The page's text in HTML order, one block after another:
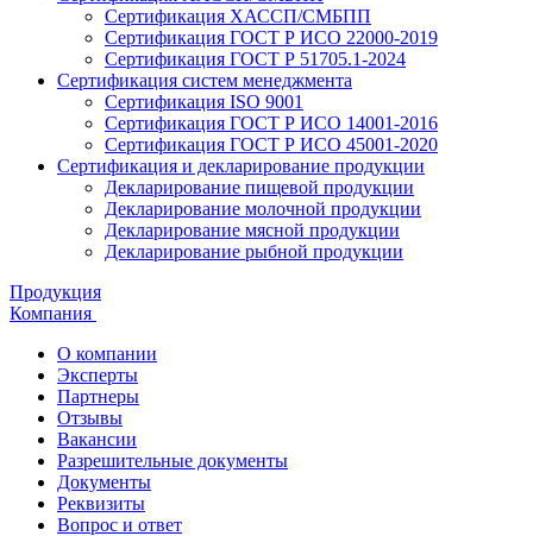
Сертификация ХАССП/СМБПП
Сертификация ГОСТ Р ИСО 22000-2019
Сертификация ГОСТ Р 51705.1-2024
Сертификация систем менеджмента
Сертификация ISO 9001
Сертификация ГОСТ Р ИСО 14001-2016
Сертификация ГОСТ Р ИСО 45001-2020
Сертификация и декларирование продукции
Декларирование пищевой продукции
Декларирование молочной продукции
Декларирование мясной продукции
Декларирование рыбной продукции
Продукция
Компания
О компании
Эксперты
Партнеры
Отзывы
Вакансии
Разрешительные документы
Документы
Реквизиты
Вопрос и ответ